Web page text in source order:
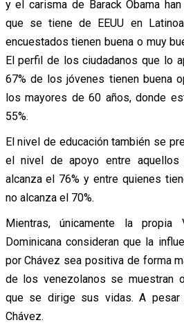
y el carisma de Barack Obama
que se tiene de EEUU en
encuestados tienen buena o muy
El perfil de los ciudadanos que lo
67% de los jóvenes tienen buena
los mayores de 60 años, donde
55%.
El nivel de educación también se
el nivel de apoyo entre aquellos
alcanza el 76% y entre quienes
no alcanza el 70%.
Mientras, únicamente la propia
Dominicana consideran que la
por Chávez sea positiva de forma
de los venezolanos se muestran
que se dirige sus vidas. A
Chávez.